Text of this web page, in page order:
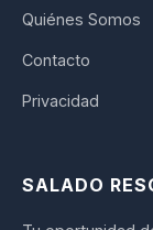
Quiénes Somos
Contacto
Privacidad
SALADO